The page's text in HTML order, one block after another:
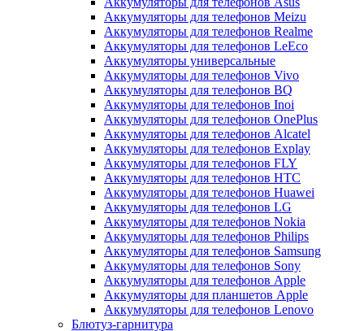
Аккумуляторы для телефонов Meizu
Аккумуляторы для телефонов Realme
Аккумуляторы для телефонов LeEco
Аккумуляторы универсальные
Аккумуляторы для телефонов Vivo
Аккумуляторы для телефонов BQ
Аккумуляторы для телефонов Inoi
Аккумуляторы для телефонов OnePlus
Аккумуляторы для телефонов Alcatel
Аккумуляторы для телефонов Explay
Аккумуляторы для телефонов FLY
Аккумуляторы для телефонов HTC
Аккумуляторы для телефонов Huawei
Аккумуляторы для телефонов LG
Аккумуляторы для телефонов Nokia
Аккумуляторы для телефонов Philips
Аккумуляторы для телефонов Samsung
Аккумуляторы для телефонов Sony
Аккумуляторы для телефонов Apple
Аккумуляторы для планшетов Apple
Аккумуляторы для телефонов Lenovo
Блютуз-гарнитура